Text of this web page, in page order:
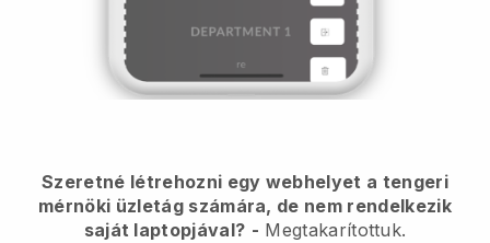
Szeretné létrehozni egy webhelyet a tengeri
mérnöki üzletág számára, de nem rendelkezik
saját laptopjával? - Megtakarítottuk.